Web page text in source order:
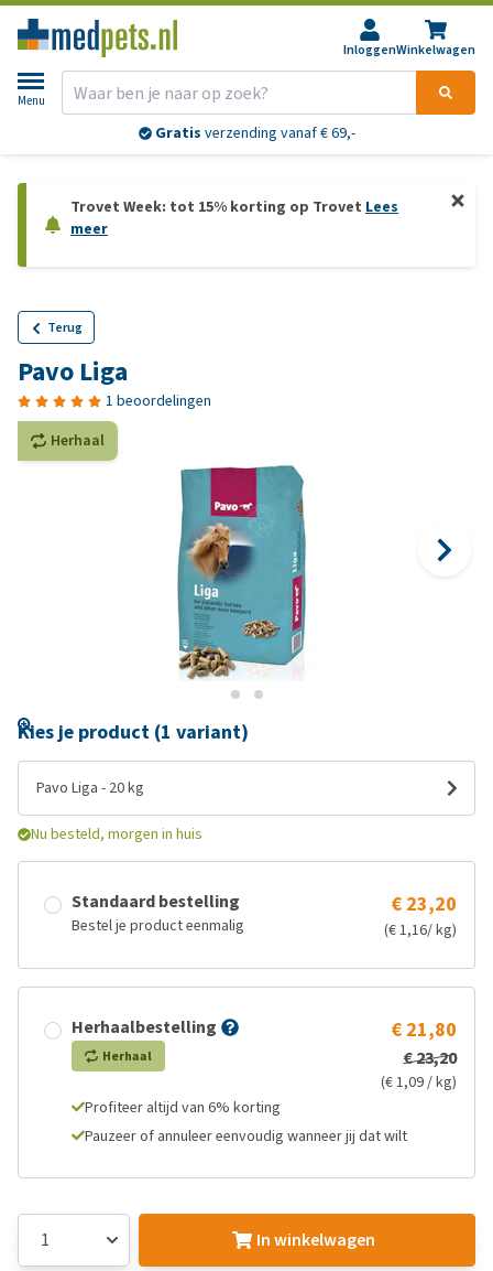
InloggenWinkelwagen
Menu
Gratis verzending vanaf € 69,-
Trovet Week: tot 15% korting op Trovet Lees
meer
Terug
Pavo Liga
1 beoordelingen
Herhaal
Kies je product (1 variant)
Pavo Liga - 20 kg
Nu besteld, morgen in huis
Standaard bestelling
Bestel je product eenmalig
€ 23,20
(€ 1,16/ kg)
Herhaalbestelling
Herhaal
€ 21,80
€ 23,20
(€ 1,09 / kg)
Profiteer altijd van 6% korting
Pauzeer of annuleer eenvoudig wanneer jij dat wilt
In winkelwagen